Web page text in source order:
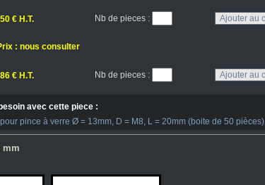
€ H.T. Nb de pieces:
: nous consulter
€ H.T. Nb de pieces:
avec cette piece :
pince à verre Ø = 13mm, D = M8, L = 20mm (boite de 50 pièces)
mm